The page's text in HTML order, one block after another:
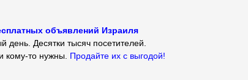
объявлений Израиля
день. Десятки тысяч посетителей.
кому-то нужны. Продайте их с выгодой!